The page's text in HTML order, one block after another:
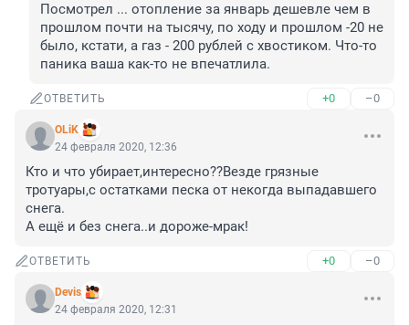
Посмотрел ... отопление за январь дешевле чем в
прошлом почти на тысячу, по ходу и прошлом -20 не
было, кстати, а газ - 200 рублей с хвостиком. Что-то
паника ваша как-то не впечатлила.
ОТВЕТИТЬ +0 –0
OLiK
24 февраля 2020, 12:36
Кто и что убирает,интересно??Везде грязные
тротуары,с остатками песка от некогда выпадавшего
снега.
А ещё и без снега..и дороже-мрак!
ОТВЕТИТЬ +0 –0
Devis
24 февраля 2020, 12:31